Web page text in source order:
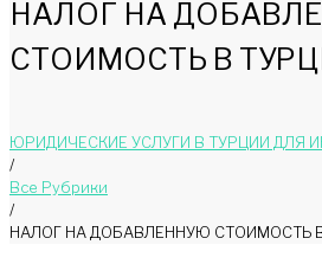
НАЛОГ НА
СТОИМОСТЬ В
ЮРИДИЧЕСКИЕ УСЛУГИ В ТУРЦИИ ДЛЯ
/
Bce Pyбрики
/
НАЛОГ НА ДОБАВЛЕННУЮ СТОИМОСТЬ